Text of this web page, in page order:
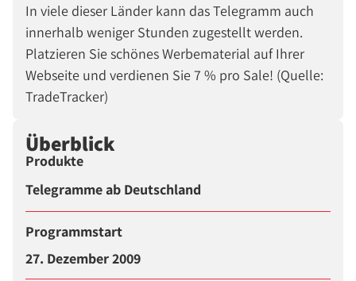
In viele dieser Länder kann das Telegramm auch
innerhalb weniger Stunden zugestellt werden.
Platzieren Sie schönes Werbematerial auf Ihrer
Webseite und verdienen Sie 7 % pro Sale! (Quelle:
TradeTracker)
Überblick
Produkte
Telegramme ab Deutschland
Programmstart
27. Dezember 2009